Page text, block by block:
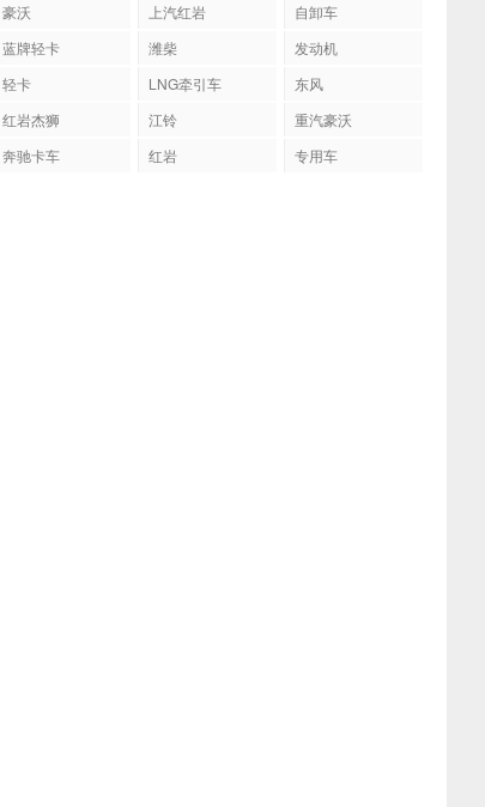
豪沃
上汽红岩
自卸车
蓝牌轻卡
潍柴
发动机
轻卡
LNG牵引车
东风
红岩杰狮
江铃
重汽豪沃
奔驰卡车
红岩 专用车